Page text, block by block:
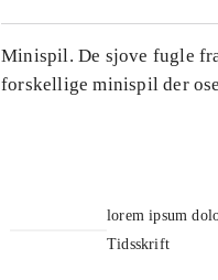
Minispil. De sjove fugle
forskellige minispil der
lorem ipsum
Tidsskrift